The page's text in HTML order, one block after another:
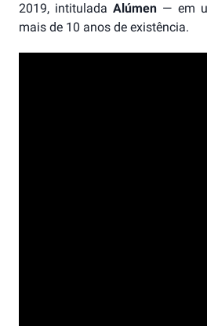
2019, intituladaAlúmen — em
mais de 10 anos de existência.